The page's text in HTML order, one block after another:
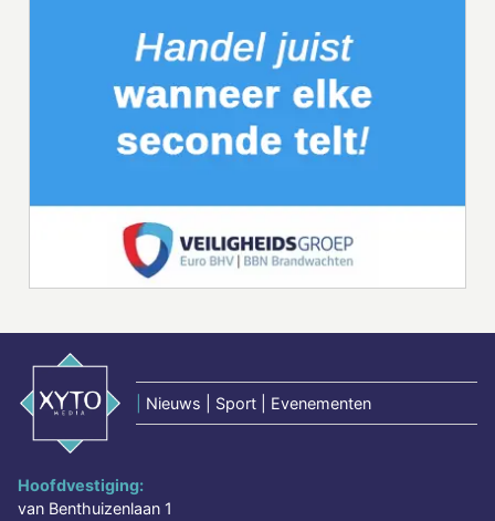
Nieuws | Sport | Evenementen
Hoofdvestiging:
van Benthuizenlaan 1